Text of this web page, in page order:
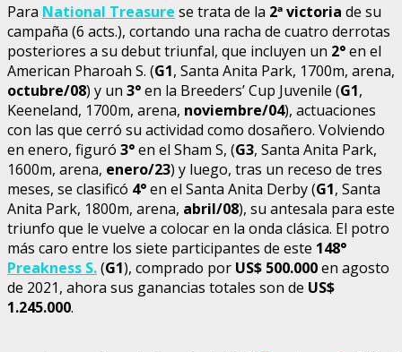
Para National Treasure se trata de la 2ªvictoria de su
campaña (6 acts.), cortando una racha de cuatro derrotas
posteriores a su debut triunfal, que incluyen un 2°en el
American Pharoah S. (G1, Santa Anita Park, 1700m, arena,
octubre/08) y un 3°en la Breeders’ Cup Juvenile (G1,
Keeneland, 1700m, arena, noviembre/04), actuaciones
con las que cerró su actividad como dosañero. Volviendo
en enero, figuró 3°en el Sham S, (G3, Santa Anita Park,
1600m, arena, enero/23) y luego, tras un receso de tres
meses, se clasificó 4°en el Santa Anita Derby (G1, Santa
Anita Park, 1800m, arena, abril/08), su antesala para este
triunfo que le vuelve a colocar en la onda clásica. El potro
más caro entre los siete participantes de este 148°
Preakness S.(G1), comprado por US$ 500.000en agosto
de 2021, ahora sus ganancias totales son de US$
1.245.000.